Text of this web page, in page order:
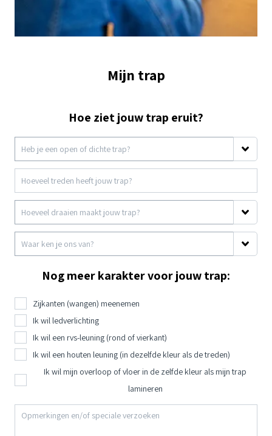
Mijn trap
Hoe ziet jouw trap eruit?
Nog meer karakter voor jouw trap:
Zijkanten (wangen) meenemen
Ik wil ledverlichting
Ik wil een rvs-leuning (rond of vierkant)
Ik wil een houten leuning (in dezelfde kleur als de treden)
Ik wil mijn overloop of vloer in de zelfde kleur als mijn trap
lamineren